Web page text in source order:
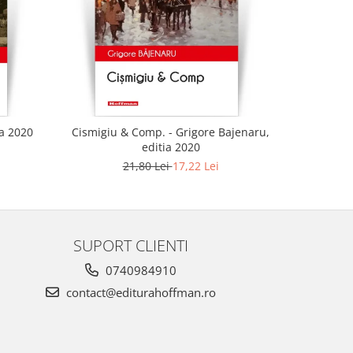
2020
Cismigiu & Comp. - Grigore Bajenaru,
editia 2020
21,80 Lei17,22 Lei
SUPORT CLIENTI
0740984910
contact@editurahoffman.ro